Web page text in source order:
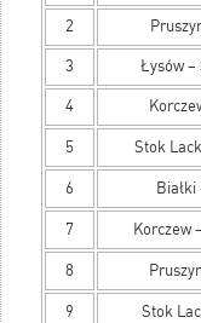
2
3 Łysów –
4
5 Stok
6
7 Korczew
8
9 Stok